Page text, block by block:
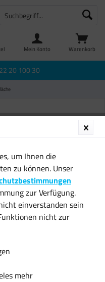
Warenkorb
Mein Konto
20 100 30
um Ihnen die
zu können. Unser
zur Verfügung.
einverstanden sein
nicht zur
mehr